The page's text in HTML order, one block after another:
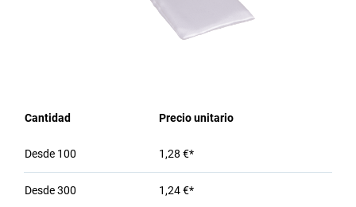
Cantidad Precio unitario
Desde 100 1,28 €*
Desde300 1,24 €*